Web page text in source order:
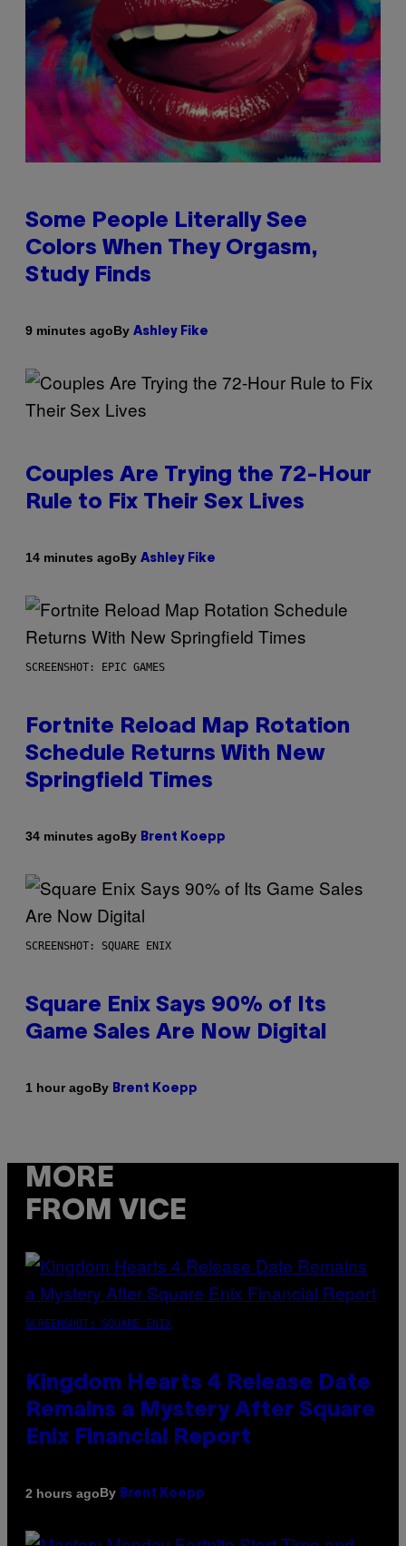
Some People Literally See
Colors When They Orgasm,
Study Finds
9 minutes agoBy Ashley Fike
Couples Are Trying the 72-Hour
Rule to Fix Their Sex Lives
14 minutes agoBy Ashley Fike
SCREENSHOT: EPIC GAMES
Fortnite Reload Map Rotation
Schedule Returns With New
Springfield Times
34 minutes agoBy Brent Koepp
SCREENSHOT: SQUARE ENIX
Square Enix Says 90% of Its
Game Sales Are Now Digital
1 hour agoBy Brent Koepp
MORE
FROM VICE
SCREENSHOT: SQUARE ENIX
Kingdom Hearts 4 Release Date
Remains a Mystery After Square
Enix Financial Report
2 hours agoBy Brent Koepp